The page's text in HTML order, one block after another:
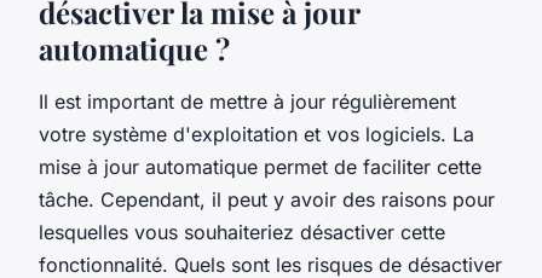
désactiver la mise à jour
automatique ?
Il est important de mettre à jour régulièrement
votre système d'exploitation et vos logiciels. La
mise à jour automatique permet de faciliter cette
tâche. Cependant, il peut y avoir des raisons pour
lesquelles vous souhaiteriez désactiver cette
fonctionnalité. Quels sont les risques de désactiver